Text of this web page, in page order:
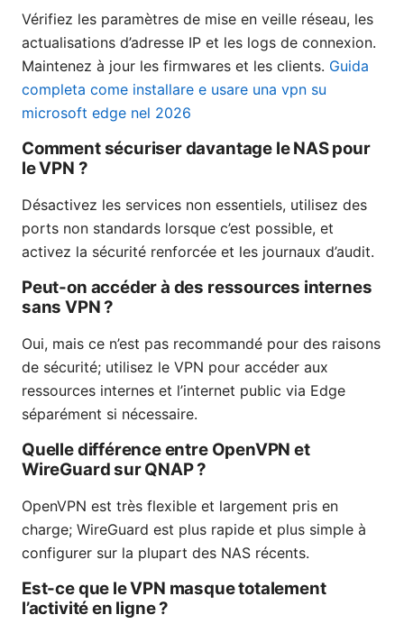
Vérifiez les paramètres de mise en veille réseau, les
actualisations d’adresse IP et les logs de connexion.
Maintenez à jour les firmwares et les clients. Guida
completa come installare e usare una vpn su
microsoft edge nel 2026
Comment sécuriser davantage le NAS pour
le VPN ?
Désactivez les services non essentiels, utilisez des
ports non standards lorsque c’est possible, et
activez la sécurité renforcée et les journaux d’audit.
Peut-on accéder à des ressources internes
sans VPN ?
Oui, mais ce n’est pas recommandé pour des raisons
de sécurité; utilisez le VPN pour accéder aux
ressources internes et l’internet public via Edge
séparément si nécessaire.
Quelle différence entre OpenVPN et
WireGuard sur QNAP ?
OpenVPN est très flexible et largement pris en
charge; WireGuard est plus rapide et plus simple à
configurer sur la plupart des NAS récents.
Est-ce que le VPN masque totalement
l’activité en ligne ?